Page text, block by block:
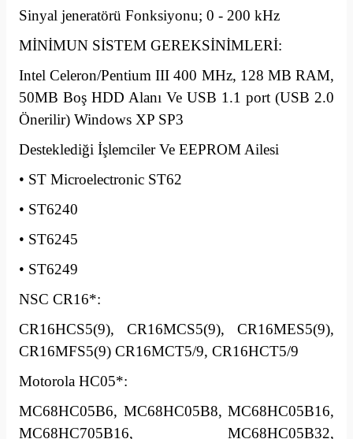
Sinyal jeneratörü Fonksiyonu; 0 - 200 kHz
MİNİMUN SİSTEM GEREKSİNİMLERİ:
Intel Celeron/Pentium III 400 MHz, 128 MB RAM,
50MB Boş HDD Alanı Ve USB 1.1 port (USB 2.0
Önerilir) Windows XP SP3
Desteklediği İşlemciler Ve EEPROM Ailesi
• ST Microelectronic ST62
• ST6240
• ST6245
• ST6249
NSC CR16*:
CR16HCS5(9), CR16MCS5(9), CR16MES5(9),
CR16MFS5(9) CR16MCT5/9, CR16HCT5/9
Motorola HC05*:
MC68HC05B6, MC68HC05B8, MC68HC05B16,
MC68HC705B16, MC68HC05B32,